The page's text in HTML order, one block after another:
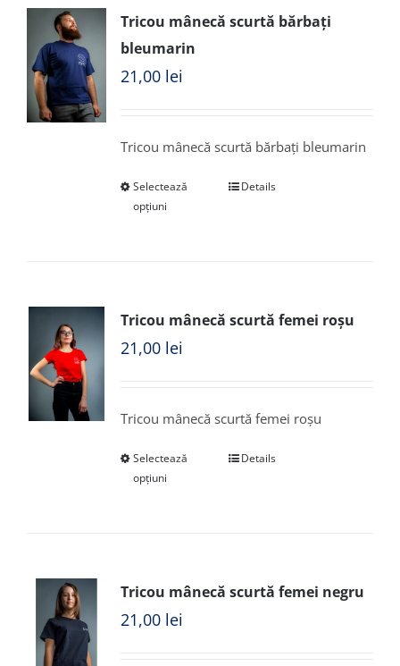
Tricou mânecă scurtă bărbați
bleumarin
21,00 lei
Tricou mânecă scurtă bărbați bleumarin
Selectează
opțiuni
Details
Tricou mânecă scurtă femei roșu
21,00 lei
Tricou mânecă scurtă femei roșu
Selectează
opțiuni
Details
Tricou mânecă scurtă femei negru
21,00 lei